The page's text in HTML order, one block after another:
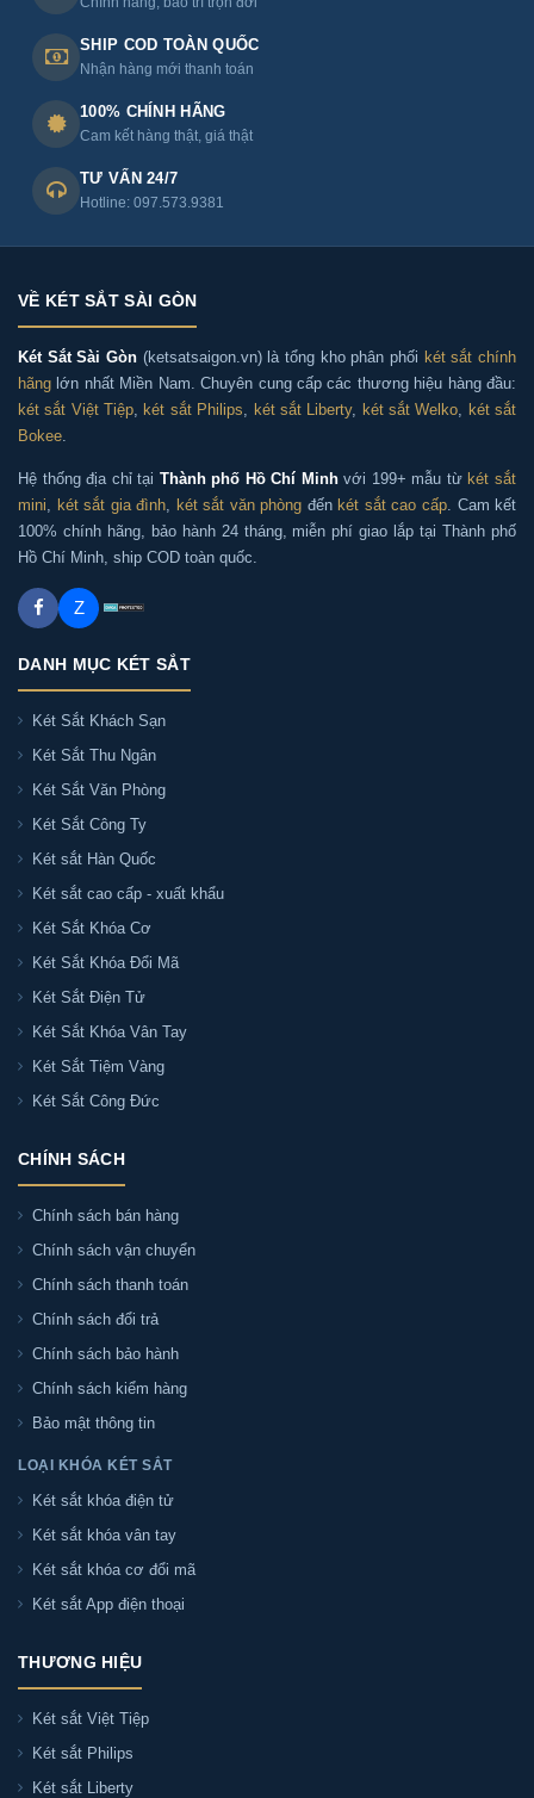
Phân phối Két sắt Welko HS25AC khóa điện tử
chính hãng toàn quốc
Ngoài Hà Nội và Thành phố Hồ Chí Minh, Két sắt Sài
Gòn còn cung cấp và vận chuyển Két sắt Welko HS25AC
+ Miền Nam: Đồng Nai, Bình Dương, Vũng Tàu, Cà Mau,
Long An, Bến Tre, Tây Ninh...
+ Miền Bắc: Bắc Ninh, Bắc Giang, Hải Dương, Hải
Phòng, Hưng Yên, Nam Định, Hà Nam, Thái Nguyên,
Tuyên Quang, Lạng Sơn, Sơn La, Vĩnh Phúc, Hòa Bình,
Thanh Hóa,...
Tư Vấn & Hỏi Đáp Về Két sắt Welko
HS25AC khóa điện tử
Két sắt Welko HS25AC khóa điện tử có chữa
cháy không?
Có. Két sắt Welko HS25AC khóa điện tử là két sắt
chữa cháy — được thiết kế với lớp bột + bê tông
chữa cháy và thân thép nguyên khối, giúp bảo vệ
tài sản, giấy tờ phòng khi xảy ra hoả hoạn.
Két sắt Welko HS25AC khóa điện tử giá bao
nhiêu?
Két sắt Welko HS25AC khóa điện tử có màu gì?
điện tử là bao nhiêu?
Két sắt Welko HS25AC khóa điện tử có dễ sử
dụng không?
được bao lâu?
Hết pin Két sắt Welko HS25AC khóa điện tử có
mở khóa được không?
Két sắt Welko HS25AC khóa điện tử có phù hợp
với gia đình không?
Gòn không?
Địa chỉ mua Két sắt Welko HS25AC khóa điện
tử chính hãng tại Sài Gòn và Hà Nội?
SHIP COD TOÀN QUỐC
Nhận hàng mới thanh toán
100% CHÍNH HÃNG
Cam kết hàng thật, giá thật
TƯ VẤN 24/7
Hotline: 097.573.9381
VỀ KÉT SẮT SÀI GÒN
Két Sắt Sài Gòn (ketsatsaigon.vn) là tổng kho phân phối két sắt chính
hãng lớn nhất Miền Nam. Chuyên cung cấp các thương hiệu hàng đầu:
két sắt Việt Tiệp két sắt Philips két sắt Liberty, két sắt Welko
két sắt
Bokee
Hệ thống địa chỉ tại Thành phố Hồ Chí Minhvới 199+ mẫu từ két sắt
mini
két sắt gia đình két sắt văn phòng đến két sắt cao cấp . Cam kết
100% chính hãng, bảo hành 24 tháng, miễn phí giao lắp tại Thành phố
Hồ Chí Minh, ship COD toàn quốc.
Z
DANH MỤC KÉT SẮT
Két Sắt Khách Sạn
Két Sắt Thu Ngân
Két Sắt Văn Phòng
Két Sắt Công Ty
Két sắt Hàn Quốc
Két sắt cao cấp - xuất khẩu
Két Sắt Khóa Cơ
Két Sắt Khóa Đổi Mã
Két Sắt Điện Tử
Két Sắt Khóa Vân Tay
Két Sắt Tiệm Vàng
Két Sắt Công Đức
CHÍNH SÁCH
Chính sách bán hàng
Chính sách vận chuyển
Chính sách thanh toán
Chính sách đổi trả
Chính sách bảo hành
Chính sách kiểm hàng
Bảo mật thông tin
LOẠI KHÓA KÉT SẮT
Két sắt khóa điện tử
Két sắt khóa vân tay
Két sắt khóa cơ đổi mã
Két sắt App điện thoại
THƯƠNG HIỆU
Két sắt Việt Tiệp
Két sắt Philips
Két sắt Liberty